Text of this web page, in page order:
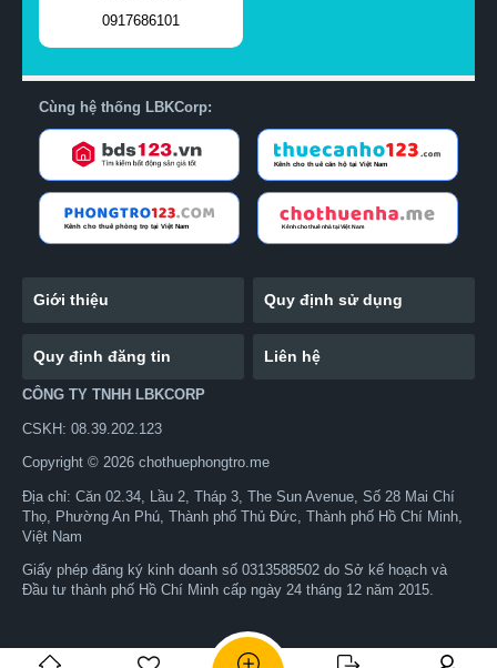
0917686101
Cùng hệ thống LBKCorp:
Giới thiệu Quy định sử dụng
Quy định đăng tin Liên hệ
CÔNG TY TNHH LBKCORP
CSKH: 08.39.202.123
Copyright © 2026 chothuephongtro.me
Địa chỉ: Căn 02.34, Lầu 2, Tháp 3, The Sun Avenue, Số 28 Mai Chí
Thọ, Phường An Phú, Thành phố Thủ Đức, Thành phố Hồ Chí Minh,
Việt Nam
Giấy phép đăng ký kinh doanh số 0313588502 do Sở kế hoạch và
Đầu tư thành phố Hồ Chí Minh cấp ngày 24 tháng 12 năm 2015.